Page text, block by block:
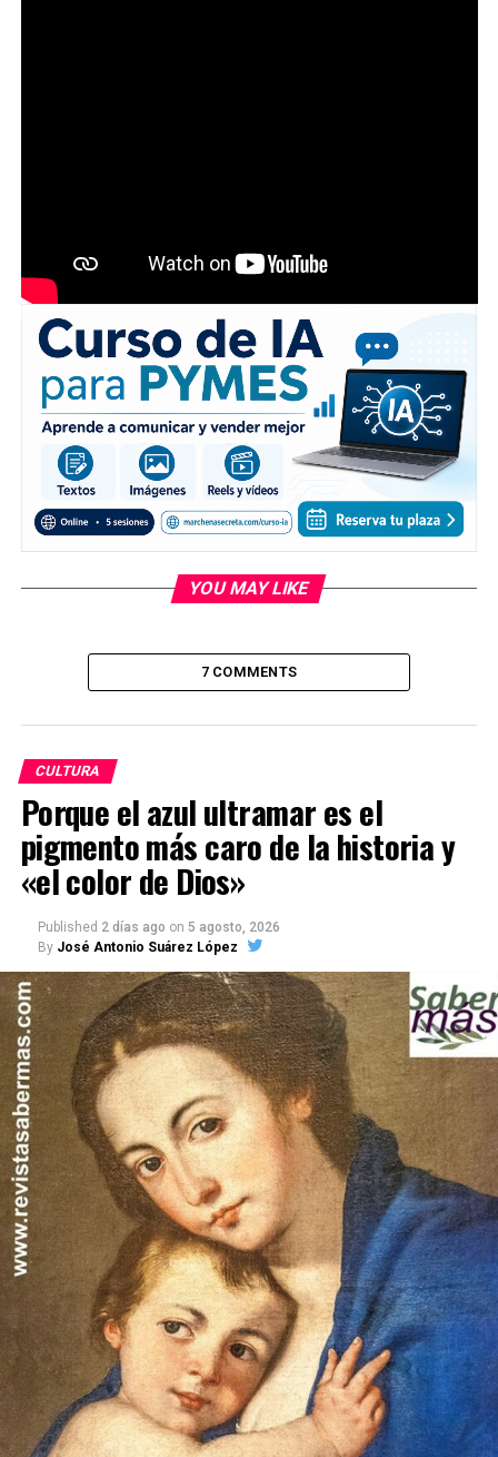
YOU MAY LIKE
7 COMMENTS
CULTURA
Porque el azul ultramar es el
pigmento más caro de la historia y
«el color de Dios»
Published 2 días ago on 5 agosto, 2026
By José Antonio Suárez López